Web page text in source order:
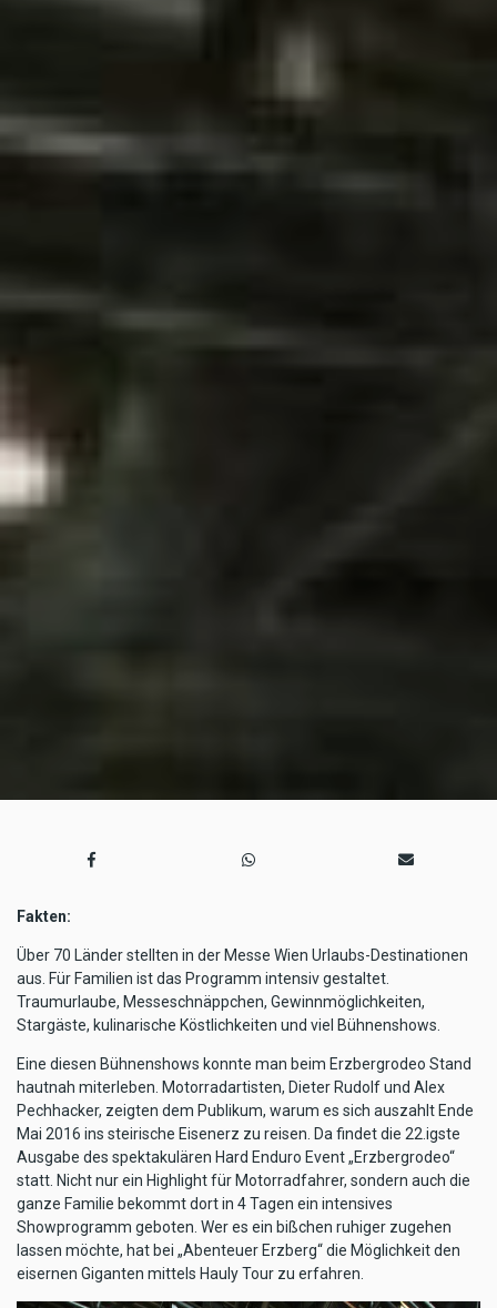
Fakten:
Über 70 Länder stellten in der Messe Wien Urlaubs-Destinationen
aus. Für Familien ist das Programm intensiv gestaltet.
Traumurlaube, Messeschnäppchen, Gewinnmöglichkeiten,
Stargäste, kulinarische Köstlichkeiten und viel Bühnenshows.
Eine diesen Bühnenshows konnte man beim Erzbergrodeo Stand
hautnah miterleben. Motorradartisten, Dieter Rudolf und Alex
Pechhacker, zeigten dem Publikum, warum es sich auszahlt Ende
Mai 2016 ins steirische Eisenerz zu reisen. Da findet die 22.igste
Ausgabe des spektakulären Hard Enduro Event „Erzbergrodeo“
statt. Nicht nur ein Highlight für Motorradfahrer, sondern auch die
ganze Familie bekommt dort in 4 Tagen ein intensives
Showprogramm geboten. Wer es ein bißchen ruhiger zugehen
lassen möchte, hat bei „Abenteuer Erzberg“ die Möglichkeit den
eisernen Giganten mittels Hauly Tour zu erfahren.